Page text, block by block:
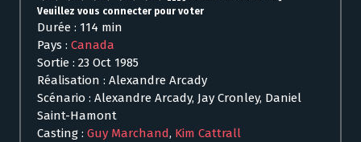
Veuillez vous connecter pour voter
Durée : 114 min
Pays : Canada
Sortie : 23 Oct 1985
Réalisation : Alexandre Arcady
Scénario : Alexandre Arcady, Jay Cronley, Daniel
Saint-Hamont
Casting : Guy Marchand, Kim Cattrall